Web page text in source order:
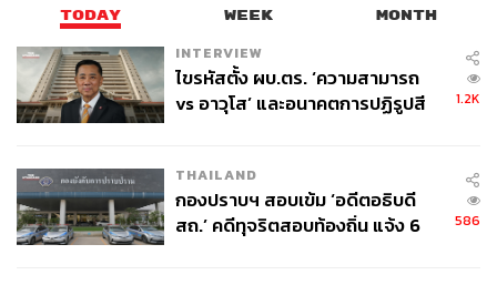
TODAY WEEK MONTH
INTERVIEW
ไขรหัสตั้ง ผบ.ตร. ‘ความสามารถ
vs อาวุโส’ และอนาคตการปฏิรูปสี
1.2K
THAILAND
กองปราบฯ สอบเข้ม ‘อดีตอธิบดี
สถ.’ คดีทุจริตสอบท้องถิ่น แจ้ง 6
586